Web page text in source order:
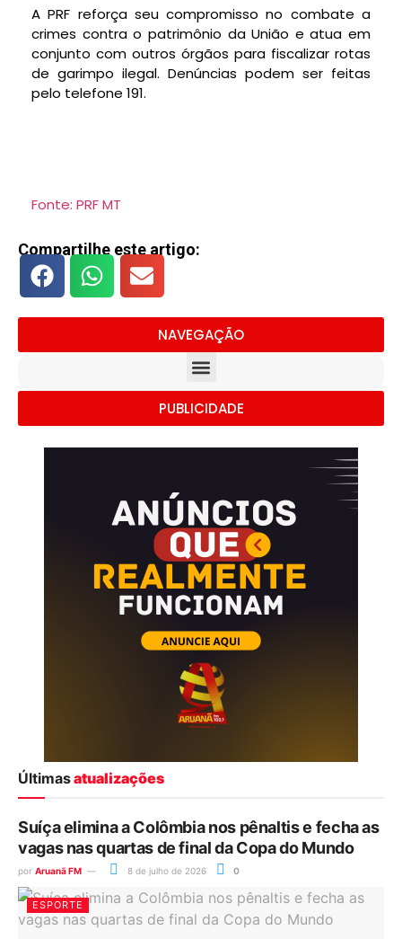
A PRF reforça seu compromisso no combate a
crimes contra o patrimônio da União e atua em
conjunto com outros órgãos para fiscalizar rotas
de garimpo ilegal. Denúncias podem ser feitas
pelo telefone 191.
Fonte: PRF MT
Compartilhe este artigo:
NAVEGAÇÃO
PUBLICIDADE
Últimasatualizações
Suíça elimina a Colômbia nos pênaltis e fecha as
vagas nas quartas de final da Copa do Mundo
por Aruanã FM 8 de julho de 2026 0
ESPORTE